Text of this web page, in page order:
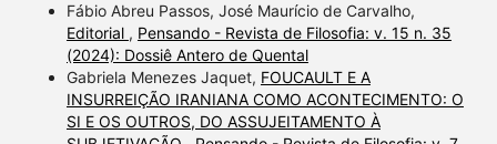
Fábio Abreu Passos, José Maurício de Carvalho,
Editorial , Pensando - Revista de Filosofia: v. 15 n. 35
(2024): Dossiê Antero de Quental
Gabriela Menezes Jaquet, FOUCAULT E A
INSURREIÇÃO IRANIANA COMO ACONTECIMENTO: O
SI E OS OUTROS, DO ASSUJEITAMENTO À